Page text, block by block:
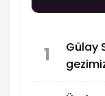
1
Gülay